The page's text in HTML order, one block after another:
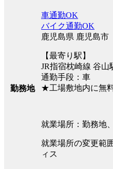
勤務地
車通勤OK
バイク通勤OK
鹿児島県 鹿児島市
【最寄り駅】
JR指宿枕崎線 谷山
通勤手段：車
★工場敷地内に無
就業場所：勤務地
就業場所の変更範
ィス